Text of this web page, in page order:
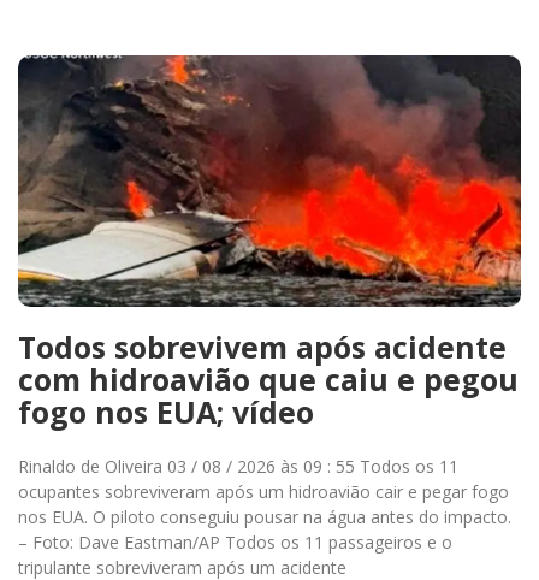
Todos sobrevivem após acidente
com hidroavião que caiu e pegou
fogo nos EUA; vídeo
Rinaldo de Oliveira 03 / 08 / 2026 às 09 : 55 Todos os 11
ocupantes sobreviveram após um hidroavião cair e pegar fogo
nos EUA. O piloto conseguiu pousar na água antes do impacto.
– Foto: Dave Eastman/AP Todos os 11 passageiros e o
tripulante sobreviveram após um acidente